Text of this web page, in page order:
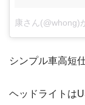
康さん(@whong)
シンプル車高短
ヘッドライトは